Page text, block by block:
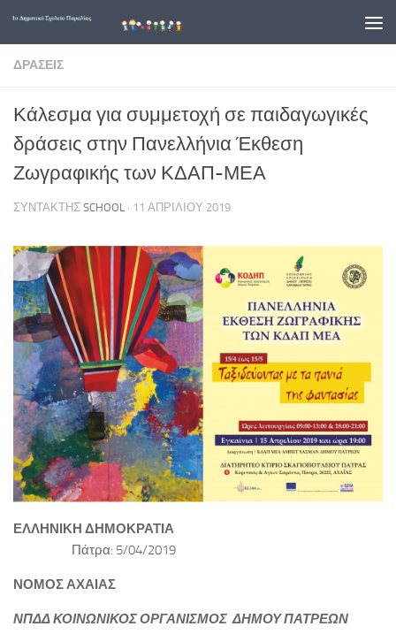
Skip to content
ΔΡΆΣΕΙΣ
Κάλεσμα για συμμετοχή σε παιδαγωγικές
δράσεις στην Πανελλήνια Έκθεση
Ζωγραφικής των ΚΔΑΠ-ΜΕΑ
ΣΥΝΤΆΚΤΗΣ SCHOOL · 11 ΑΠΡΙΛΊΟΥ 2019
ΕΛΛΗΝΙΚΗ ΔΗΜΟΚΡΑΤΙΑ
Πάτρα: 5/04/2019
ΝΟΜΟΣ ΑΧΑΙΑΣ
ΝΠΔΔ ΚΟΙΝΩΝΙΚΟΣ ΟΡΓΑΝΙΣΜΟΣΔΗΜΟΥ ΠΑΤΡΕΩΝ